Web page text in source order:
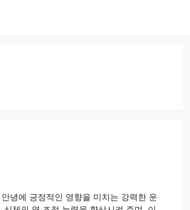
녕에 긍정적인 영향을 미치는 강력한 운